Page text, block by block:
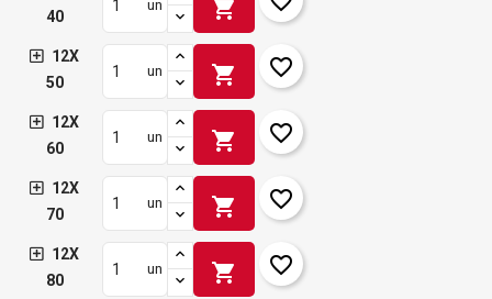
40
un shopping_cart
12X
50
un shopping_cart favorite_border
12X
60
un shopping_cart favorite_border
12X
70
un shopping_cart favorite_border
12X
80
un shopping_cart favorite_border